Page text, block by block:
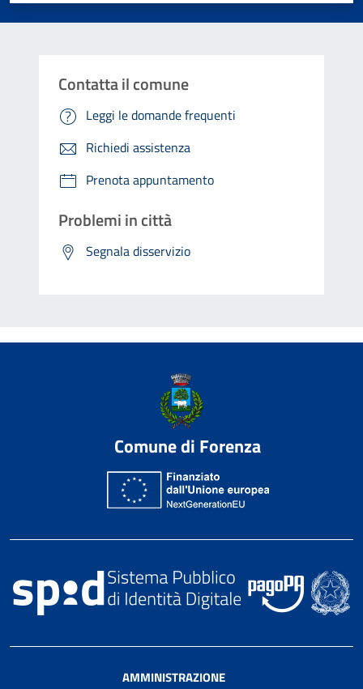
Contatta il comune
Leggi le domande frequenti
Richiedi assistenza
Prenota appuntamento
Problemi in città
Segnala disservizio
Comune di Forenza
AMMINISTRAZIONE